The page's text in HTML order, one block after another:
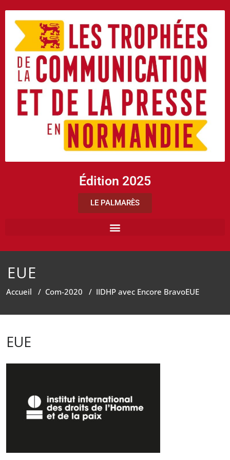
Édition 2025
LE PALMARÈS
EUE
Accueil / Com-2020 / IIDHP avec Encore BravoEUE
EUE